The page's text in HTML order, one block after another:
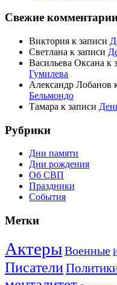
Свежие
Виктория к записи
Светлана к записи
Васильева Оксана к
Гумилева
Александр Лобанов
Бельмондо
Тамара к записи
Рубрики
Дни памяти
Дни рождения
Об СВП
Праздники
События
Метки
АктерыВоенные
Писатели